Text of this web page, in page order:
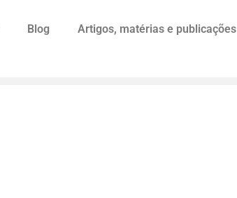
Blog Artigos, matérias e publicações